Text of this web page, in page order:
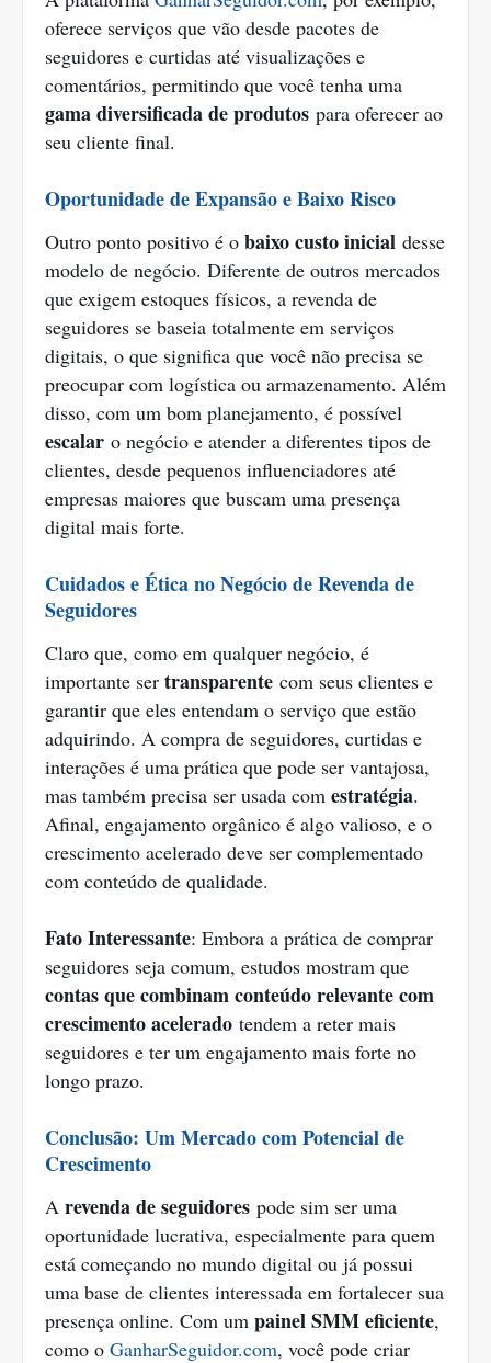
oferece serviços que vão desde pacotes de
seguidores e curtidas até visualizações e
comentários, permitindo que você tenha uma
gama diversificada de produtos para oferecer ao
seu cliente final.
Oportunidade de Expansão e Baixo Risco
Outro ponto positivo é o baixo custo inicial desse
modelo de negócio. Diferente de outros mercados
que exigem estoques físicos, a revenda de
seguidores se baseia totalmente em serviços
digitais, o que significa que você não precisa se
preocupar com logística ou armazenamento. Além
disso, com um bom planejamento, é possível
escalar o negócio e atender a diferentes tipos de
clientes, desde pequenos influenciadores até
empresas maiores que buscam uma presença
digital mais forte.
Cuidados e Ética no Negócio de Revenda de
Seguidores
Claro que, como em qualquer negócio, é
importante ser transparente com seus clientes e
garantir que eles entendam o serviço que estão
adquirindo. A compra de seguidores, curtidas e
interações é uma prática que pode ser vantajosa,
mas também precisa ser usada com estratégia.
Afinal, engajamento orgânico é algo valioso, e o
crescimento acelerado deve ser complementado
com conteúdo de qualidade.
Fato Interessante: Embora a prática de comprar
seguidores seja comum, estudos mostram que
contas que combinam conteúdo relevante com
crescimento acelerado tendem a reter mais
seguidores e ter um engajamento mais forte no
longo prazo.
Conclusão: Um Mercado com Potencial de
Crescimento
A revenda de seguidores pode sim ser uma
oportunidade lucrativa, especialmente para quem
está começando no mundo digital ou já possui
uma base de clientes interessada em fortalecer sua
presença online. Com um painel SMM eficiente,
como o GanharSeguidor.com, você pode criar